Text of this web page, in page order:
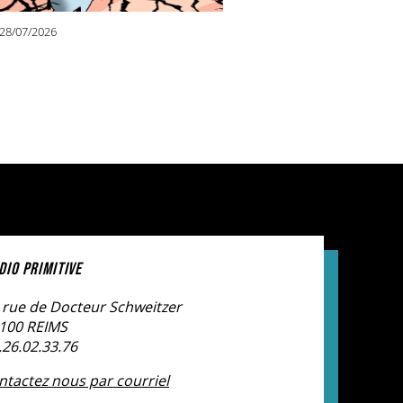
Paul Verlaine (Rethel), l’école primaire Paul Bert
(Reims), le collège Paul Fort (Reims), le collège
Ménehould), la Classe Relais – DTPJJ, le collège
Cerises ont développé un partenariat autour
proposé durant l’été sous le chapiteau du
Temps des Cerises. Radio Primitive a réalisé
des captations et des diffusions
séminaire de la FERAROCK les 8 et 9
07/2026
PRIMITIVE
de Docteur Schweitzer
REIMS
nous par courriel